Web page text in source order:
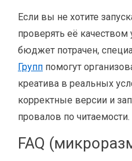
Если вы не хотите
проверять её качеством
бюджет потрачен,
Групп помогут
креатива в реальных
корректные версии и
провалов по читаемости.
FAQ